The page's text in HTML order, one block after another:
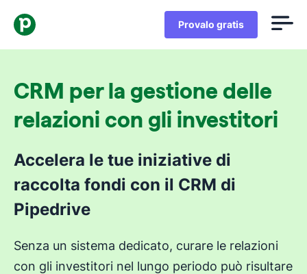
Provalo gratis
CRM per la gestione delle
relazioni con gli investitori
Accelera le tue iniziative di
raccolta fondi con il CRM di
Pipedrive
Senza un sistema dedicato, curare le relazioni
con gli investitori nel lungo periodo può risultare